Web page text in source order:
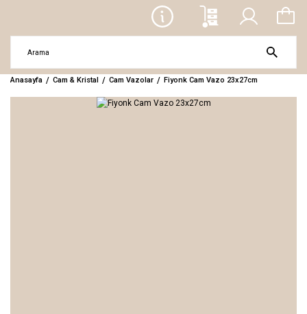
Anasayfa Cam & Kristal Cam Vazolar Fiyonk Cam Vazo 23x27cm